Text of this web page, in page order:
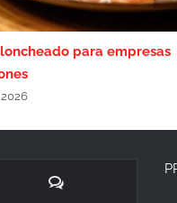
para empresas
Comentarios